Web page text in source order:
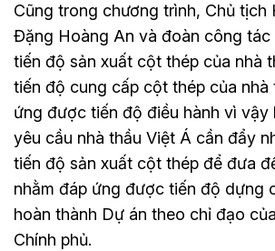
Cũng trong chương trình, Chủ tịch
Đặng Hoàng An và đoàn công tác
tiến độ sản xuất cột thép của nhà
tiến độ cung cấp cột thép của nhà
ứng được tiến độ điều hành vì vậy
yêu cầu nhà thầu Việt Á cần đẩy
tiến độ sản xuất cột thép để đưa
nhằm đáp ứng được tiến độ dựng
hoàn thành Dự án theo chỉ đạo
Chính phủ.